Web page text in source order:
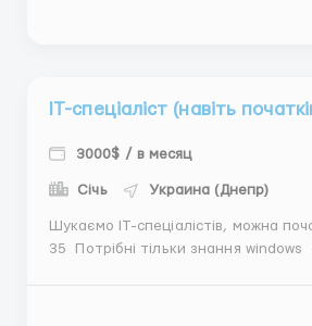
ІТ-спеціаліст (навіть
3000$ / в месяц
Січь Украина (Днепр)
Шукаємо ІТ-спеціалістів, можна
35 Потрібні тільки знання
навчаємо. Для початківців надаємо